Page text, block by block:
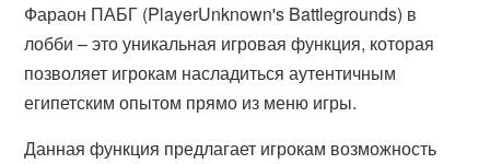
Фараон ПАБГ (PlayerUnknown's Battlegrounds) в
лобби – это уникальная игровая функция, которая
позволяет игрокам насладиться аутентичным
египетским опытом прямо из меню игры.
Данная функция предлагает игрокам возможность